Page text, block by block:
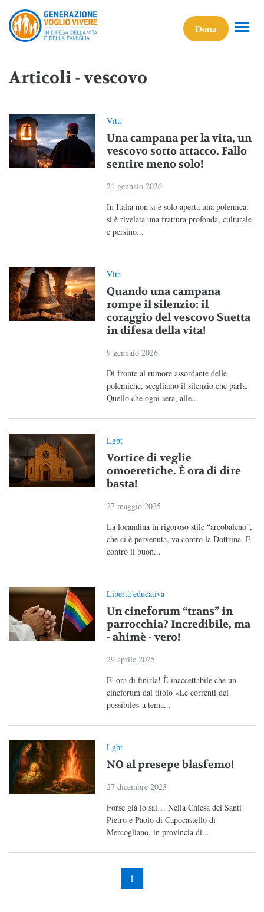
Dona
Articoli - vescovo
Vita
Una campana per la vita, un
vescovo sotto attacco. Fallo
sentire meno solo!
21 gennaio 2026
In Italia non si è solo aperta una polemica:
si è rivelata una frattura profonda, culturale
e persino...
Vita
Quando una campana
rompe il silenzio: il
coraggio del vescovo Suetta
in difesa della vita!
9 gennaio 2026
Di fronte al rumore assordante delle
polemiche, scegliamo il silenzio che parla.
Quello che ogni sera, alle...
Lgbt
Vortice di veglie
omoeretiche. È ora di dire
basta!
27 maggio 2025
La locandina in rigoroso stile “arcobaleno”,
che ci è pervenuta, va contro la Dottrina. E
contro il buon...
Libertà educativa
Un cineforum “trans” in
parrocchia? Incredibile, ma
- ahimè - vero!
29 aprile 2025
E' ora di finirla! È inaccettabile che un
cineforum dal titolo «Le correnti del
possibile» a tema...
Lgbt
NO al presepe blasfemo!
27 dicembre 2023
Forse già lo sai… Nella Chiesa dei Santi
Pietro e Paolo di Capocastello di
Mercogliano, in provincia di...
1